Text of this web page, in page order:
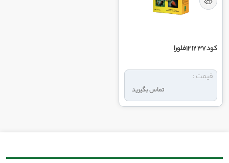
کود 37 12 12فلورا
تماس بگیرید
قیمت :